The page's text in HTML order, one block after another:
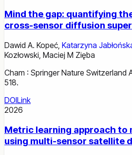
Mind the gap: quantifying
cross-sensor diffusion
Dawid A. Kopeć Katarzyna
Kozłowski Maciej M Zięba
Cham : Springer Nature Switzerland
518.
DOILink
2026
Metric learning approach to
using multi-sensor satellite